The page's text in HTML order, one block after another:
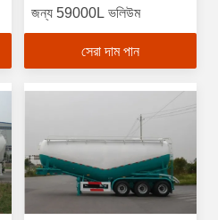
জন্য 59000L ভলিউম
সেরা দাম পান